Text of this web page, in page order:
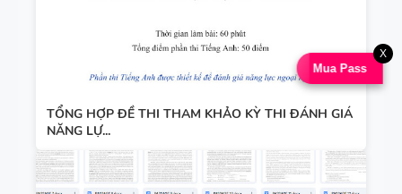
TỔNG HỢP ĐỀ THI THAM KHẢO KỲ THI ĐÁNH GIÁ
NĂNG LỰ...
Mua Pass
X